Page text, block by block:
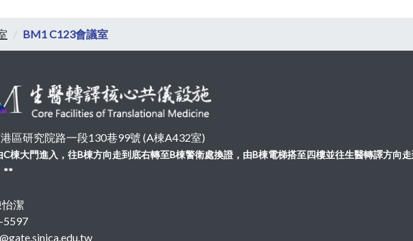
BM1 C123會議室
區研究院路一段130巷99號 (A棟A432室)
棟大門進入，往B棟方向走到底右轉至B棟警衛處換證，由B棟電梯搭至四樓並往生醫轉譯方向
**
潔
5597